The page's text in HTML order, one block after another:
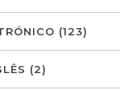
(123)
(2)